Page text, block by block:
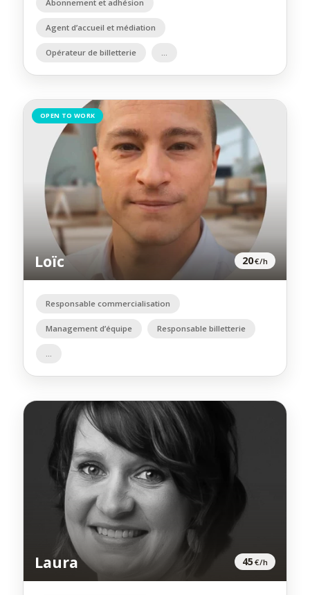
Abonnement et adhésion
Agent d’accueil et médiation
Opérateur de billetterie
OPEN TO WORK
Loïc 20€/h
Responsable commercialisation
Management d’équipe Responsable billetterie
Laura 45€/h